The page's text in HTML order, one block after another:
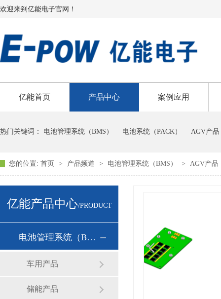
欢迎来到亿能电子官网！
亿能首页 产品中心 案例应用
热门关键词： 电池管理系统（BMS） 电池系统（PACK） AGV产品
您的位置: 首页 > 产品频道 > 电池管理系统（BMS） > AGV产品
亿能产品中心/PRODUCT
电池管理系统（BMS）
车用产品
储能产品